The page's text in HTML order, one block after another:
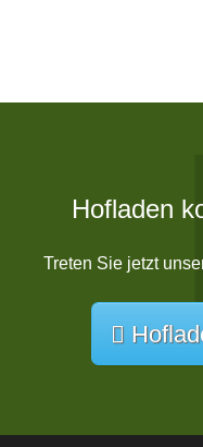
Hofladen
Treten Sie jetzt